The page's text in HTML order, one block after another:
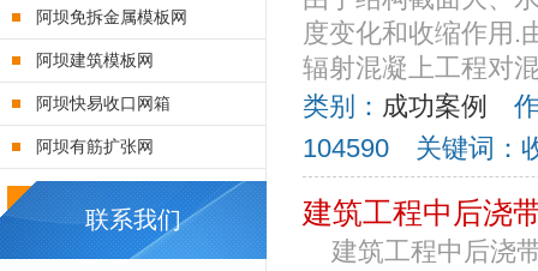
阿坝免拆金属模板网
阿坝建筑模板网
阿坝快易收口网箱
阿坝有筋扩张网
联系我们
度变化和收缩作用.
辐射混凝上工程对
类别： 成功案例
作
104590 关键词：
建筑工程中后浇
建筑工程中后浇